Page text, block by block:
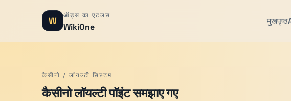
W ऑड्स का एटलस
WikiOne
मुखपृष्ठ
कैसीनो / लॉयल्टी सिस्टम
कैसीनो लॉयल्टी पॉइंट समझाए गए